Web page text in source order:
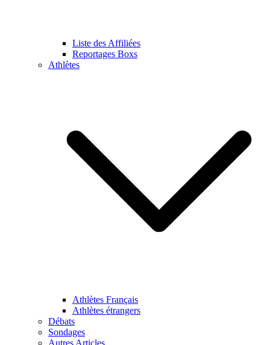
Liste des Affiliées
Reportages Boxs
Athlètes
Athlètes Français
Athlètes étrangers
Débats
Sondages
Autres Articles